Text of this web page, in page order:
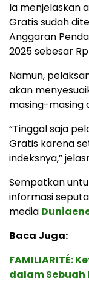
Ia menjelaskan
Gratis sudah
Anggaran
2025 sebesar
Namun,
akan
masing-masing
“Tinggal saja
Gratis karena
indeksnya,”
Sempatkan
informasi
media
Baca Juga:
FAMILIARITÉ:
dalam Sebuah